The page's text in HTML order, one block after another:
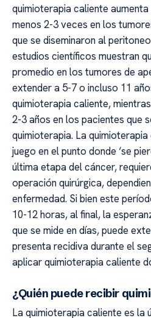
quimioterapia caliente
menos 2-3 veces en los
que se diseminaron al
estudios científicos muestran
promedio en los tumores de
extender a 5-7 o incluso 11
quimioterapia caliente,
2-3 años en los pacientes que
quimioterapia. La
juego en el punto donde ‘se
última etapa del cáncer,
operación quirúrgica,
enfermedad. Si bien este
10-12 horas, al final, la
que se mide en días, puede
presenta recidiva durante el
aplicar quimioterapia caliente
¿Quién puede recibir
La quimioterapia caliente es la